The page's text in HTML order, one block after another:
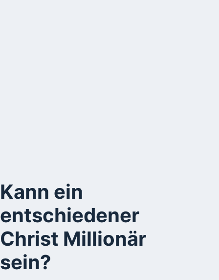
Kann ein
entschiedener
Christ Millionär
sein?